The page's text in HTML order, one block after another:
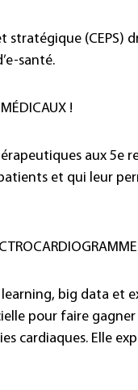
(CEPS)
santé.
!
aux 5e
et qui leur
big data et
pour faire
cardiaques. Elle